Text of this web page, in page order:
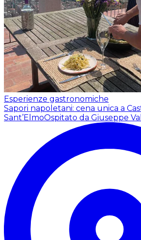
Esperienze gastronomiche
Sapori napoletani: cena unica a
Sant’ElmoOspitato da Giuseppe